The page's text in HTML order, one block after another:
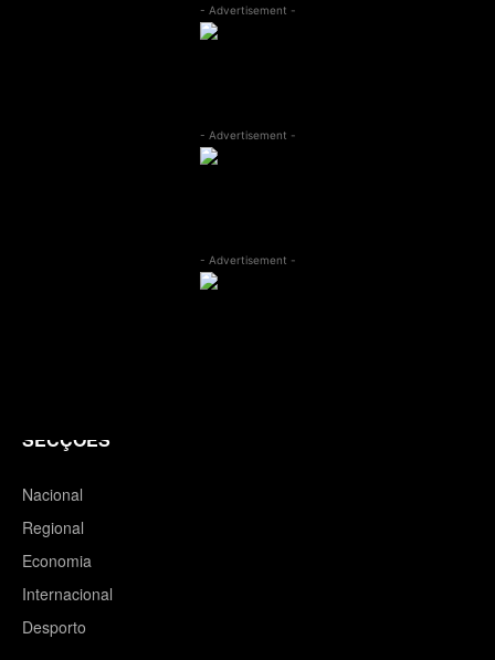
- Advertisement -
- Advertisement -
- Advertisement -
SECÇÕES
Nacional
Regional
Economia
Internacional
Desporto